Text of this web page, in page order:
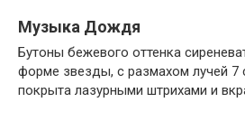
Музыка Дождя
Бутоны бежевого оттенка
форме звезды, с размахом лучей 7
покрыта лазурными штрихами и